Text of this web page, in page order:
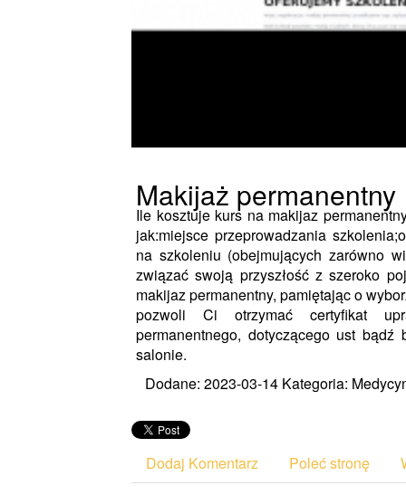
Makijaż permanentny
Ile kosztuje kurs na makijaz
jak:miejsce przeprowadzania
na szkoleniu (obejmujących zarówno
związać swoją przyszłość z szeroko
makijaz permanentny, pamiętając o
pozwoli Ci otrzymać certyfikat
permanentnego, dotyczącego ust
salonie.
Dodane: 2023-03-14 Kategoria:
Dodaj Komentarz Poleć stronę